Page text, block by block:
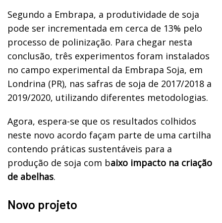
Segundo a Embrapa, a produtividade de soja
pode ser incrementada em cerca de 13% pelo
processo de polinização. Para chegar nesta
conclusão, três experimentos foram instalados
no campo experimental da Embrapa Soja, em
Londrina (PR), nas safras de soja de 2017/2018 a
2019/2020, utilizando diferentes metodologias.
Agora, espera-se que os resultados colhidos
neste novo acordo façam parte de uma cartilha
contendo práticas sustentáveis para a
produção de soja com baixo impacto na criação
de abelhas.
Novo projeto